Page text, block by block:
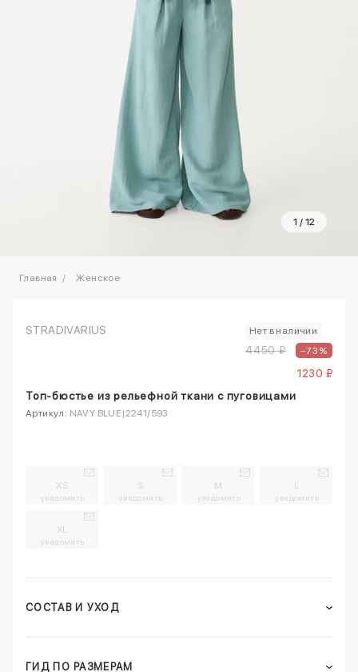
1 / 12
Главная Женское
STRADIVARIUS Нет в наличии
4450 ₽ –73%
1230 ₽
Топ-бюстье из рельефной ткани с пуговицами
Артикул: NAVY BLUE|2241/593
XS
уведомить
S
уведомить
M
уведомить
L
уведомить
XL
уведомить
СОСТАВ И УХОД
ГИД ПО РАЗМЕРАМ